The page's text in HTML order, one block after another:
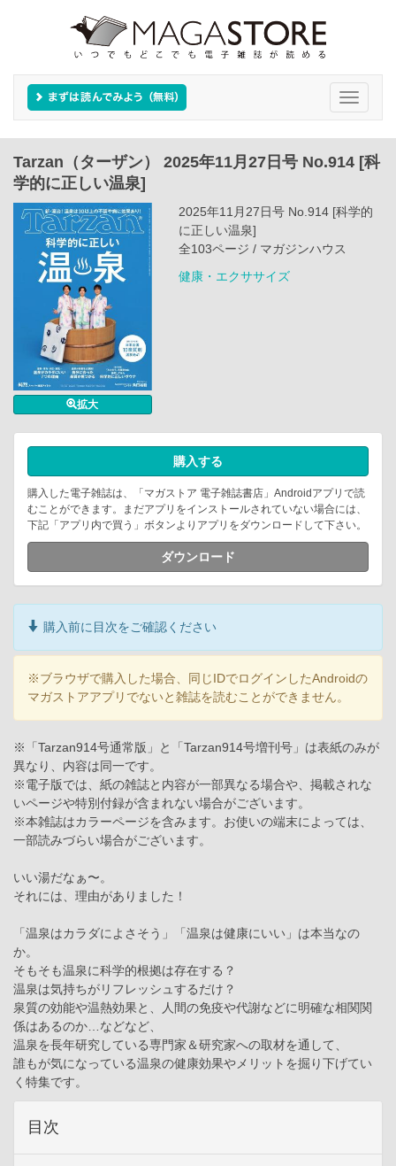
Toggle
Tarzan（ターザン） 2025年11月27日号 No.914 [科
学的に正しい温泉]
拡大
2025年11月27日号 No.914 [科学的
に正しい温泉]
全103ページ / マガジンハウス
健康・エクササイズ
購入する
購入した電子雑誌は、「マガストア 電子雑誌書店」Androidアプリで読
むことができます。まだアプリをインストールされていない場合には、
下記「アプリ内で買う」ボタンよりアプリをダウンロードして下さい。
ダウンロード
購入前に目次をご確認ください
※ブラウザで購入した場合、同じIDでログインしたAndroidの
マガストアアプリでないと雑誌を読むことができません。
※「Tarzan914号通常版」と「Tarzan914号増刊号」は表紙のみが
異なり、内容は同一です。
※電子版では、紙の雑誌と内容が一部異なる場合や、掲載されな
いページや特別付録が含まれない場合がございます。
※本雑誌はカラーページを含みます。お使いの端末によっては、
一部読みづらい場合がございます。
いい湯だなぁ〜。
それには、理由がありました！
「温泉はカラダによさそう」「温泉は健康にいい」は本当なの
か。
そもそも温泉に科学的根拠は存在する？
温泉は気持ちがリフレッシュするだけ？
泉質の効能や温熱効果と、人間の免疫や代謝などに明確な相関関
係はあるのか…などなど、
温泉を長年研究している専門家＆研究家への取材を通して、
誰もが気になっている温泉の健康効果やメリットを掘り下げてい
く特集です。
目次